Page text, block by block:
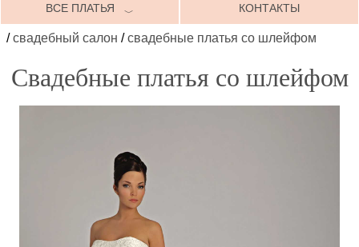
ВСЕ ПЛАТЬЯ ﹀ КОНТАКТЫ
/свадебный салон /свадебные платья со шлейфом
Свадебные платья со шлейфом